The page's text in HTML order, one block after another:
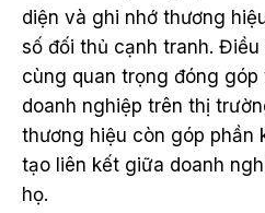
diện và ghi nhớ thương
số đối thủ cạnh tranh.
cùng quan trọng đóng
doanh nghiệp trên thị
thương hiệu còn góp phần
tạo liên kết giữa doanh
họ.